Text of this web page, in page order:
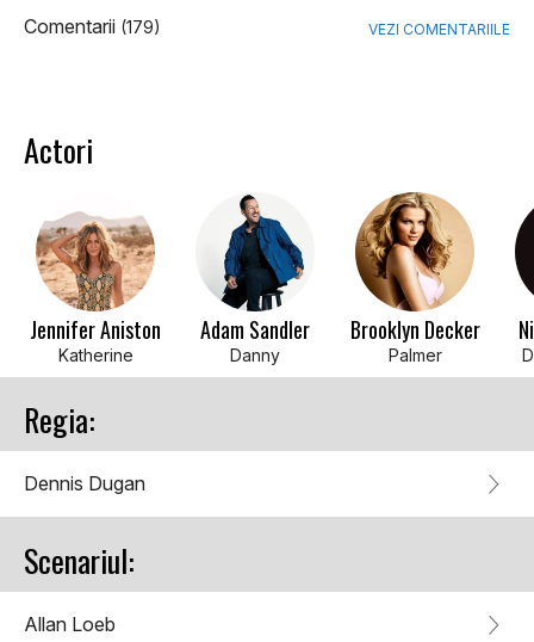
Comentarii (179) VEZI COMENTARIILE
Actori
Jennifer Aniston
Katherine
Adam Sandler
Danny
Brooklyn Decker
Palmer
Regia:
Dennis Dugan
Scenariul:
Allan Loeb